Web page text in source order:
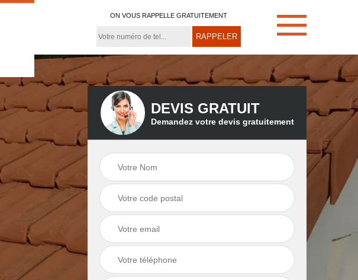
ON VOUS RAPPELLE GRATUITEMENT
Rénovation de
toiture 21
Démoussage de
Couvreur zingueur
21
DEVIS GRATUIT
Demandez votre devis gratuitement